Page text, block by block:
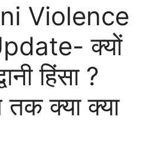
Violence
क्यों
हिंसा ?
तक क्या क्या